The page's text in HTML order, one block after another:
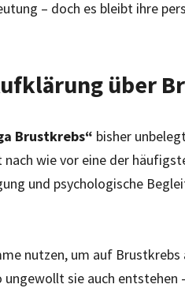
– doch es bleibt ihre
über
Brustkrebs“ bisher
wie vor eine der
und psychologische
nutzen, um auf
sie auch entstehen